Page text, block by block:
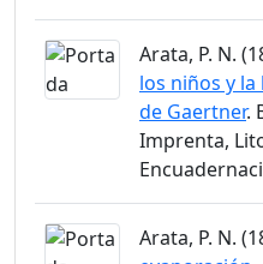
Arata, P. N.
los niños y
de Gaertner.
Imprenta,
Arata, P. N.